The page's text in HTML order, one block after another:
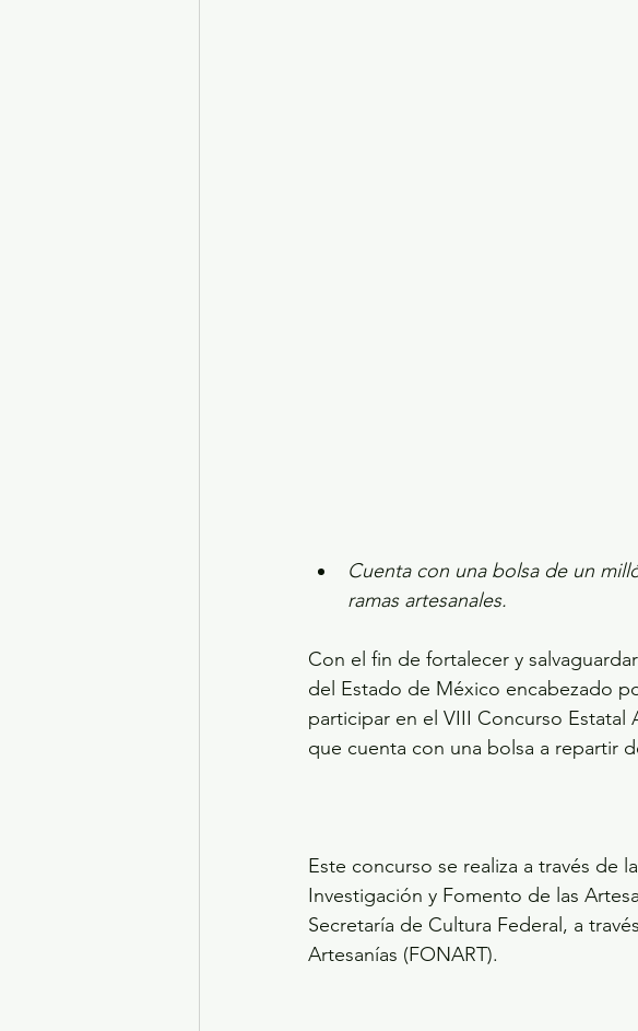
Cuenta con una bolsa de un
ramas artesanales.
Con el fin de fortalecer y
del Estado de México encabezado
participar en el VIII Concurso Estatal
que cuenta con una bolsa a repartir
Este concurso se realiza a través de
Investigación y Fomento de las
Secretaría de Cultura Federal, a
Artesanías (FONART).